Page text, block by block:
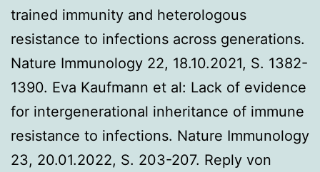
trained immunity and heterologous
resistance to infections across generations.
Nature Immunology 22, 18.10.2021, S. 1382-
1390. Eva Kaufmann et al: Lack of evidence
for intergenerational inheritance of immune
resistance to infections. Nature Immunology
23, 20.01.2022, S. 203-207. Reply von